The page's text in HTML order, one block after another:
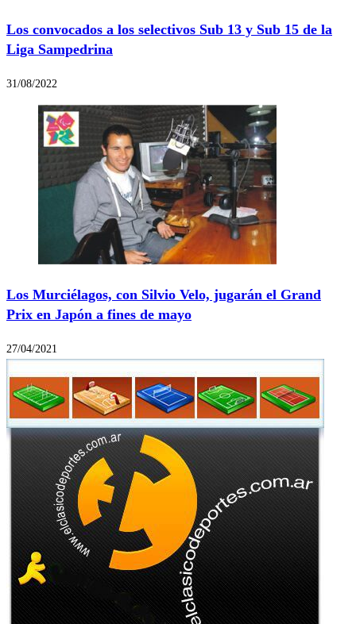
Los convocados a los selectivos Sub 13 y Sub 15 de la
Liga Sampedrina
31/08/2022
Los Murciélagos, con Silvio Velo, jugarán el Grand
Prix en Japón a fines de mayo
27/04/2021